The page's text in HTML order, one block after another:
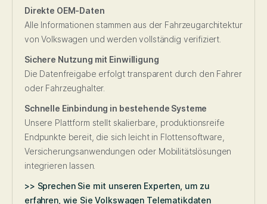
Direkte OEM-Daten
Alle Informationen stammen aus der Fahrzeugarchitektur
von Volkswagen und werden vollständig verifiziert.
Sichere Nutzung mit Einwilligung
Die Datenfreigabe erfolgt transparent durch den Fahrer
oder Fahrzeughalter.
Schnelle Einbindung in bestehende Systeme
Unsere Plattform stellt skalierbare, produktionsreife
Endpunkte bereit, die sich leicht in Flottensoftware,
Versicherungsanwendungen oder Mobilitätslösungen
integrieren lassen.
>> Sprechen Sie mit unseren Experten, um zu
erfahren, wie Sie Volkswagen Telematikdaten